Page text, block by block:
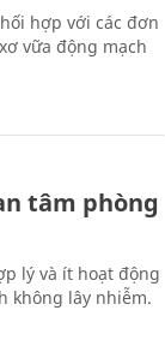
hợp với các đơn
vữa động mạch
tâm phòng
lý và ít hoạt động
không lây nhiễm.